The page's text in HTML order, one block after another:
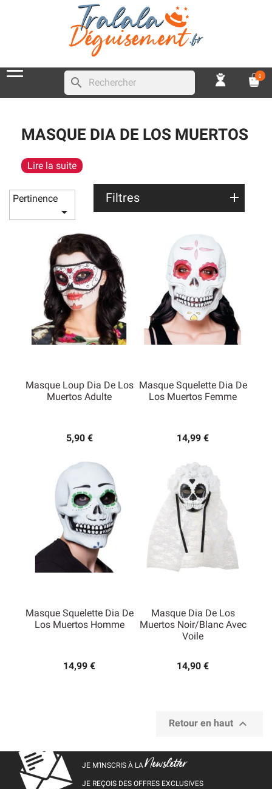
search 0
MASQUE DIA DE LOS MUERTOS
Lire la suite
Pertinence

Filtres
Masque Loup Dia De Los
Muertos Adulte
5,90 €
Masque Squelette Dia De
Los Muertos Femme
14,99 €
Masque Squelette Dia De
Los Muertos Homme
14,99 €
Masque Dia De Los
Muertos Noir/blanc Avec
Voile
14,90 €
Retour en haut 
JE M’INSCRIS À LANewsletter
JE REÇOIS DES OFFRES EXCLUSIVES